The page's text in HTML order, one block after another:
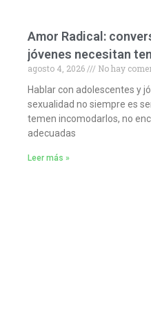
Amor Radical:
jóvenes necesitan
agosto 4, 2026
No hay
Hablar con adolescentes y
sexualidad no siempre es
temen incomodarlos, no
adecuadas
Leer más »